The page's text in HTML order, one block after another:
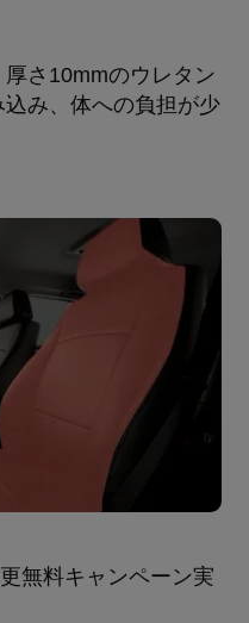
さ10mmのウレタン
み、体への負担が少
無料キャンペーン実